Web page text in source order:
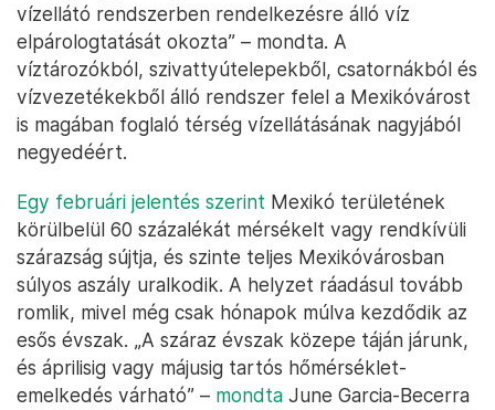
vízellátó rendszerben rendelkezésre álló víz
elpárologtatását okozta” – mondta. A
víztározókból, szivattyútelepekből, csatornákból és
vízvezetékekből álló rendszer felel a Mexikóvárost
is magában foglaló térség vízellátásának nagyjából
negyedéért.
Egy februári jelentés szerint Mexikó területének
körülbelül 60 százalékát mérsékelt vagy rendkívüli
szárazság sújtja, és szinte teljes Mexikóvárosban
súlyos aszály uralkodik. A helyzet ráadásul tovább
romlik, mivel még csak hónapok múlva kezdődik az
esős évszak. „A száraz évszak közepe táján járunk,
és áprilisig vagy májusig tartós hőmérséklet-
emelkedés várható” – mondta June Garcia-Becerra